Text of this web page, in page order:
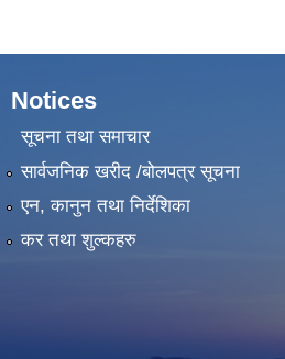
Notices
सूचना तथा समाचार
सार्वजनिक खरीद /बोलपत्र सूचना
एन, कानुन तथा निर्देशिका
कर तथा शुल्कहरु